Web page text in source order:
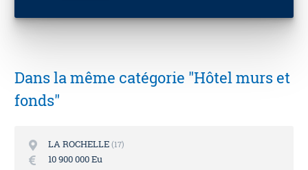
Dans la même catégorie "Hôtel murs et
fonds"
LA ROCHELLE 17
10 900 000 Eu